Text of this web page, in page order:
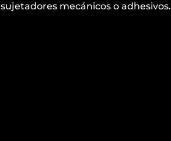
mecánicos o adhesivos.